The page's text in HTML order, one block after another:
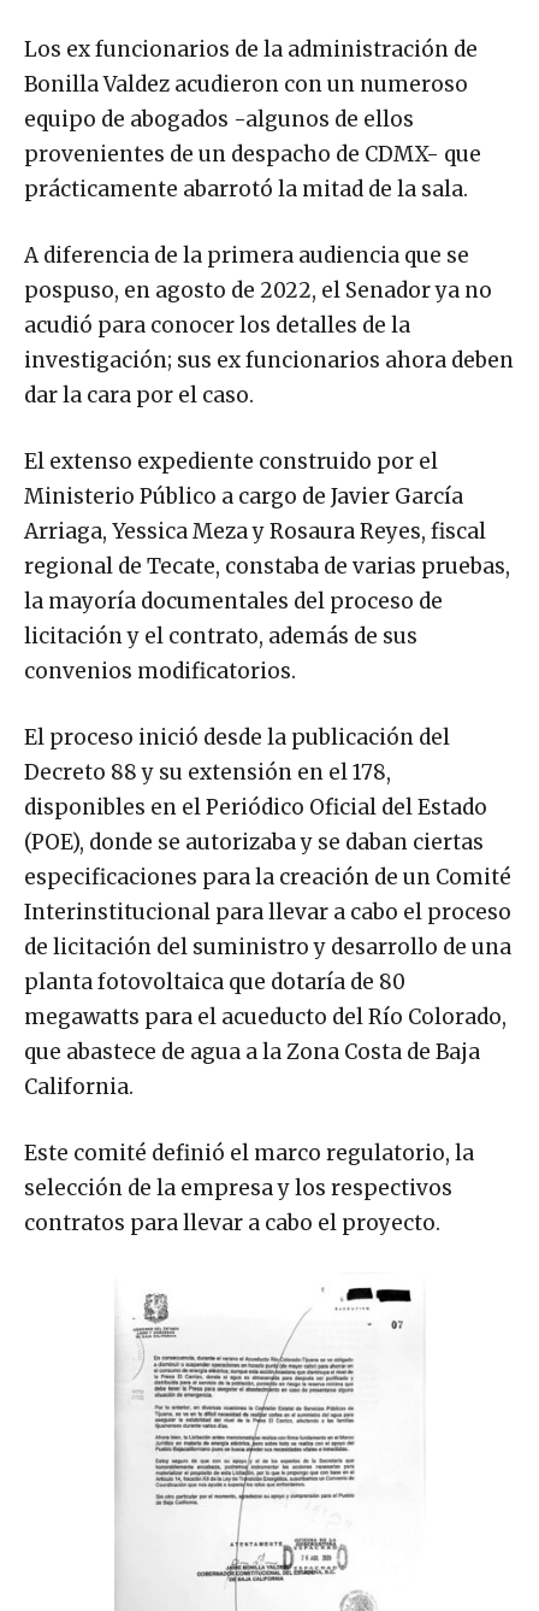
Los ex funcionarios de la administración de
Bonilla Valdez acudieron con un numeroso
equipo de abogados -algunos de ellos
provenientes de un despacho de CDMX- que
prácticamente abarrotó la mitad de la sala.
A diferencia de la primera audiencia que se
pospuso, en agosto de 2022, el Senador ya no
acudió para conocer los detalles de la
investigación; sus ex funcionarios ahora deben
dar la cara por el caso.
El extenso expediente construido por el
Ministerio Público a cargo de Javier García
Arriaga, Yessica Meza y Rosaura Reyes, fiscal
regional de Tecate, constaba de varias pruebas,
la mayoría documentales del proceso de
licitación y el contrato, además de sus
convenios modificatorios.
El proceso inició desde la publicación del
Decreto 88 y su extensión en el 178,
disponibles en el Periódico Oficial del Estado
(POE), donde se autorizaba y se daban ciertas
especificaciones para la creación de un Comité
Interinstitucional para llevar a cabo el proceso
de licitación del suministro y desarrollo de una
planta fotovoltaica que dotaría de 80
megawatts para el acueducto del Río Colorado,
que abastece de agua a la Zona Costa de Baja
California.
Este comité definió el marco regulatorio, la
selección de la empresa y los respectivos
contratos para llevar a cabo el proyecto.